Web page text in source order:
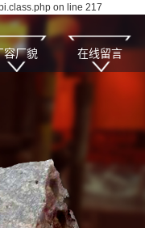
on line 217
容厂貌 在线留言